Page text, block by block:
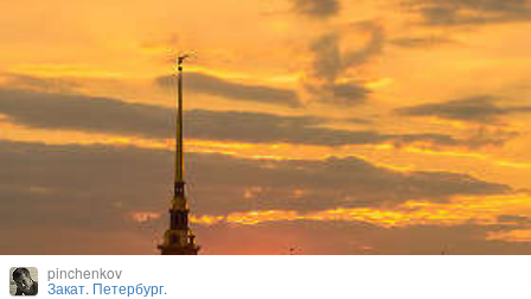
pinchenkov
Закат. Петербург.